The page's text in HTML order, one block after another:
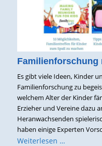
Familienforschung
Es gibt viele Ideen, Kinder
Familienforschung zu
welchem Alter der Kinder
Erzieher und Vereine dazu
Heranwachsenden
haben einige Experten
Weiterlesen …